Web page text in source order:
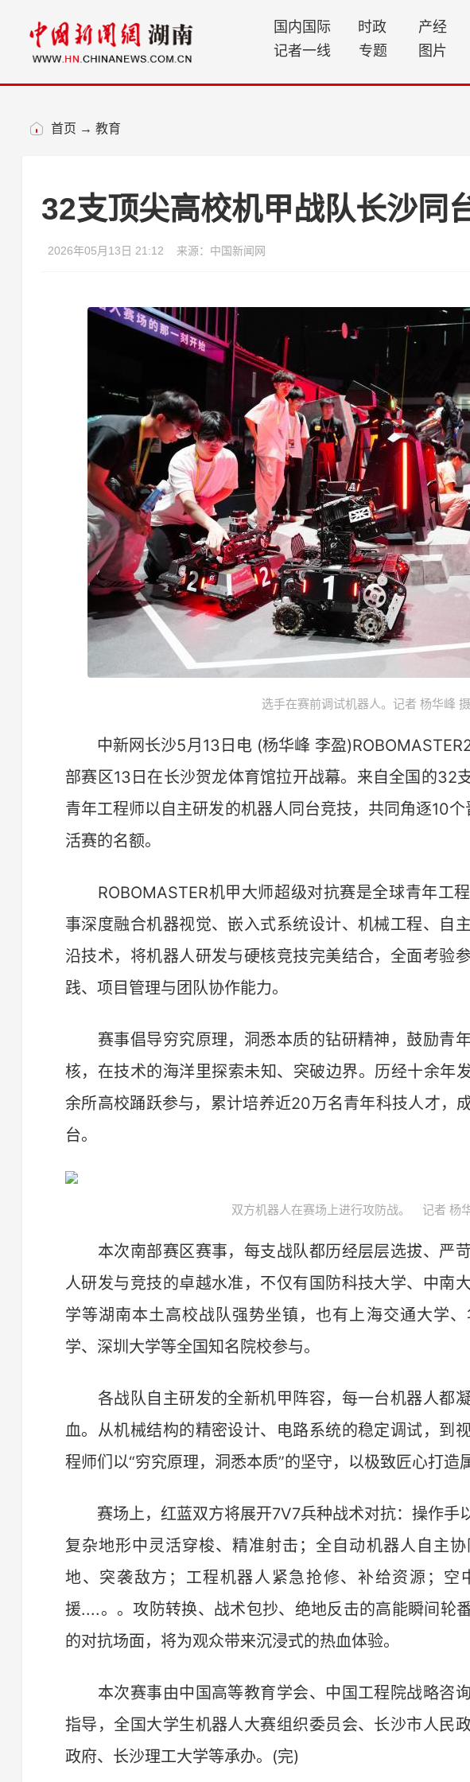
国内国际 时政 产经
记者一线
专题 图片
首页 → 教育
32支顶尖高校机甲战队长沙同
2026年05月13日 21:12 来源：中国新闻网
选手在赛前调试机器人。记者 杨华峰 摄
中新网长沙5月13日电 (杨华峰 李盈
部赛区13日在长沙贺龙体育馆拉开战幕。来自全国的32
青年工程师以自主研发的机器人同台竞技，共同角逐10
活赛的名额。
ROBOMASTER机甲大师超级对抗赛是全球青年工
事深度融合机器视觉、嵌入式系统设计、机械工程、自
沿技术，将机器人研发与硬核竞技完美结合，全面考验
践、项目管理与团队协作能力。
赛事倡导穷究原理，洞悉本质的钻研精神，鼓励青
核，在技术的海洋里探索未知、突破边界。历经十余年
余所高校踊跃参与，累计培养近20万名青年科技人才，
台。
双方机器人在赛场上进行攻防战。 记者 杨
本次南部赛区赛事，每支战队都历经层层选拔、严
人研发与竞技的卓越水准，不仅有国防科技大学、中南
学等湖南本土高校战队强势坐镇，也有上海交通大学
学、深圳大学等全国知名院校参与。
各战队自主研发的全新机甲阵容，每一台机器人都
血。从机械结构的精密设计、电路系统的稳定调试，到
程师们以“穷究原理，洞悉本质”的坚守，以极致匠心打造
赛场上，红蓝双方将展开7V7兵种战术对抗：操作手
复杂地形中灵活穿梭、精准射击；全自动机器人自主
地、突袭敌方；工程机器人紧急抢修、补给资源；空
援....。。攻防转换、战术包抄、绝地反击的高能瞬间轮
的对抗场面，将为观众带来沉浸式的热血体验。
本次赛事由中国高等教育学会、中国工程院战略咨
指导，全国大学生机器人大赛组织委员会、长沙市人民
政府、长沙理工大学等承办。(完)